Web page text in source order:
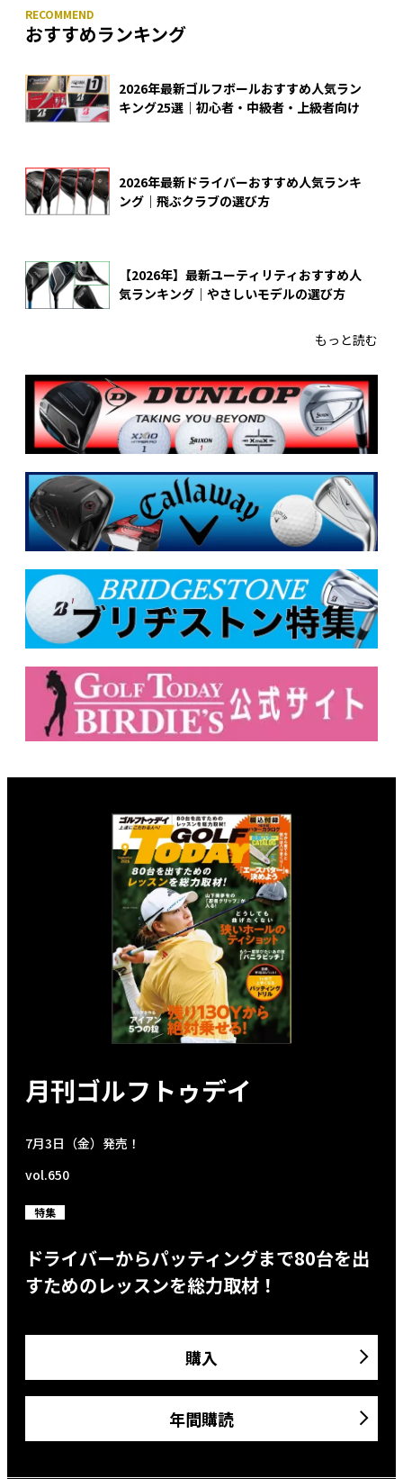
おすすめランキング
2026年最新ゴルフボールおすすめ人気ラン
キング25選｜初心者・中級者・上級者向け
2026年最新ドライバーおすすめ人気ランキ
ング｜飛ぶクラブの選び方
【2026年】最新ユーティリティおすすめ人
気ランキング｜やさしいモデルの選び方
もっと読む
月刊ゴルフトゥデイ
7月3日（金）発売！
vol.650
特集
ドライバーからパッティングまで80台を出
すためのレッスンを総力取材！
購入
年間購読